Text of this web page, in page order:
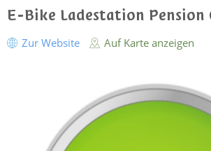
E-Bike Ladestation Pension
Zur Website Auf Karte anzeigen